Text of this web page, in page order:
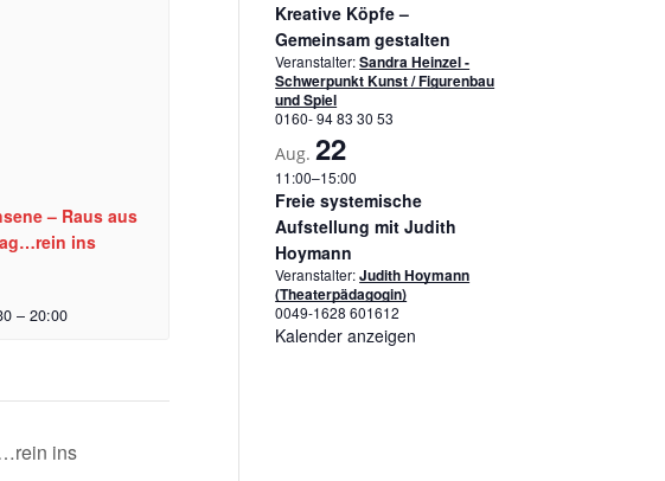
– Raus aus
ins
– 20:00
ins
Kreative Köpfe –
Gemeinsam gestalten
Veranstalter:Sandra Heinzel -
Schwerpunkt Kunst / Figurenbau
und Spiel
0160- 94 83 30 53
Aug.22
11:00–15:00
Freie systemische
Aufstellung mit Judith
Hoymann
Veranstalter:Judith Hoymann
(Theaterpädagogin)
0049-1628 601612
Kalender anzeigen